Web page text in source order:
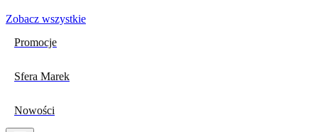
Zobacz wszystkie
Promocje
Sfera Marek
Nowości